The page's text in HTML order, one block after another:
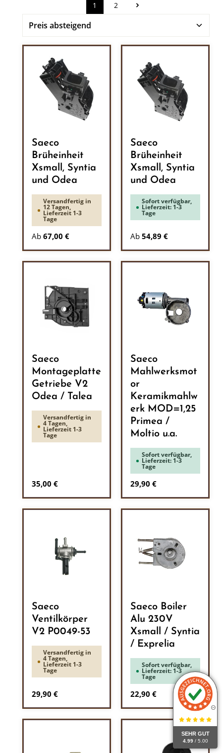
SEHR GUT
4.99 / 5.00
Seite
1 Seite
2
Saeco
Brüheinheit
Xsmall, Syntia
und Odea
Versandfertig in
12 Tagen,
Lieferzeit 1-3
Tage
Ab 67,00 €
Saeco
Brüheinheit
Xsmall, Syntia
und Odea
Sofort verfügbar,
Lieferzeit: 1-3
Tage
Ab 54,89 €
Saeco
Montageplatte
Getriebe V2
Odea / Talea
Versandfertig in
4 Tagen,
Lieferzeit 1-3
Tage
Regulärer Preis:
35,00 €
Saeco
Mahlwerksmot
or
Keramikmahlw
erk MOD=1,25
Primea /
Moltio u.a.
Sofort verfügbar,
Lieferzeit: 1-3
Tage
Regulärer Preis:
29,90 €
Saeco
Ventilkörper
V2 P0049-53
Versandfertig in
4 Tagen,
Lieferzeit 1-3
Tage
Regulärer Preis:
29,90 €
Saeco Boiler
Alu 230V
Xsmall / Syntia
/ Exprelia
Sofort verfügbar,
Lieferzeit: 1-3
Tage
Regulärer Preis:
22,90 €